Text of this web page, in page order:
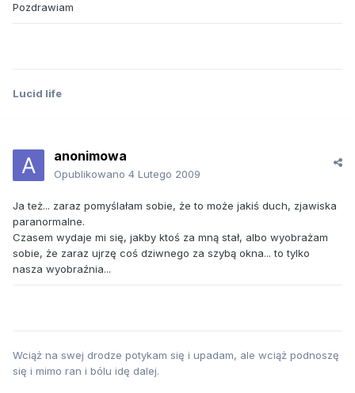
Pozdrawiam
Lucid life
anonimowa
Opublikowano 4 Lutego 2009
Ja też... zaraz pomyślałam sobie, że to może jakiś duch, zjawiska
paranormalne.
Czasem wydaje mi się, jakby ktoś za mną stał, albo wyobrażam
sobie, że zaraz ujrzę coś dziwnego za szybą okna... to tylko
nasza wyobraźnia...
Wciąż na swej drodze potykam się i upadam, ale wciąż podnoszę
się i mimo ran i bólu idę dalej.